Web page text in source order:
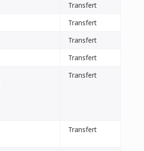
Transfert
Transfert
Transfert
Transfert
Transfert
Transfert